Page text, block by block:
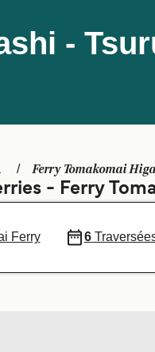
-
Ferry Tomakomai
- Ferry
Ferry 6